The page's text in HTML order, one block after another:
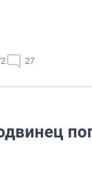
27